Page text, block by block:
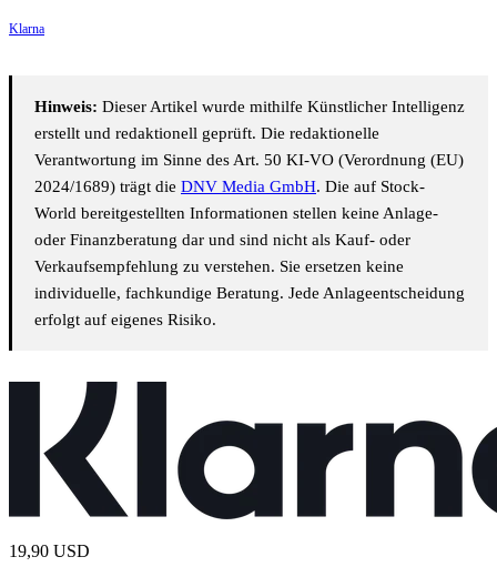
Klarna
Hinweis: Dieser Artikel wurde mithilfe Künstlicher Intelligenz
erstellt und redaktionell geprüft. Die redaktionelle
Verantwortung im Sinne des Art. 50 KI-VO (Verordnung (EU)
2024/1689) trägt die DNV Media GmbH. Die auf Stock-
World bereitgestellten Informationen stellen keine Anlage-
oder Finanzberatung dar und sind nicht als Kauf- oder
Verkaufsempfehlung zu verstehen. Sie ersetzen keine
individuelle, fachkundige Beratung. Jede Anlageentscheidung
erfolgt auf eigenes Risiko.
19,90 USD